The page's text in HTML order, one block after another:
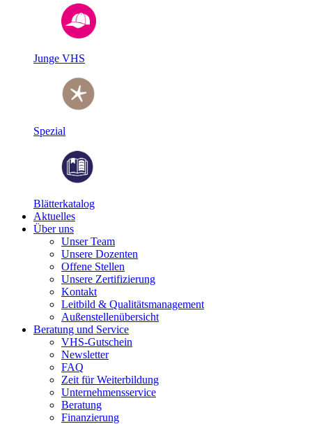
Junge VHS
Spezial
Blätterkatalog
Aktuelles
Über uns
Unser Team
Unsere Dozenten
Offene Stellen
Unsere Zertifizierung
Kontakt
Leitbild & Qualitätsmanagement
Außenstellenübersicht
Beratung und Service
VHS-Gutschein
Newsletter
FAQ
Zeit für Weiterbildung
Unternehmensservice
Beratung
Finanzierung